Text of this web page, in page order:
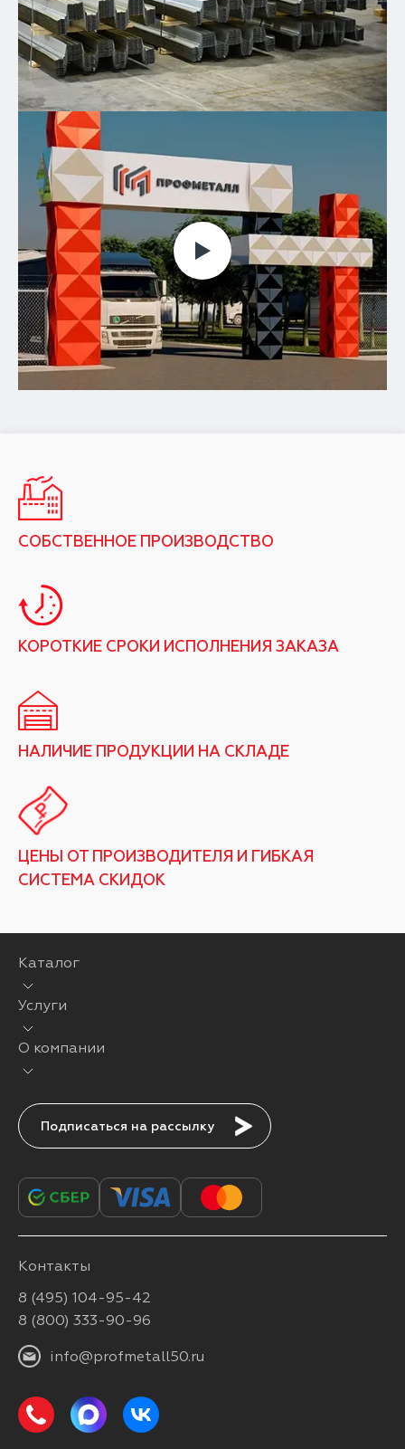
СОБСТВЕННОЕ ПРОИЗВОДСТВО
КОРОТКИЕ СРОКИ ИСПОЛНЕНИЯ ЗАКАЗА
НАЛИЧИЕ ПРОДУКЦИИ НА СКЛАДЕ
ЦЕНЫ ОТ ПРОИЗВОДИТЕЛЯ И ГИБКАЯ
СИСТЕМА СКИДОК
Каталог
Услуги
О компании
Подписаться
Контакты
8 (495) 104-95-42
8 (800) 333-90-96
info@profmetall50.ru